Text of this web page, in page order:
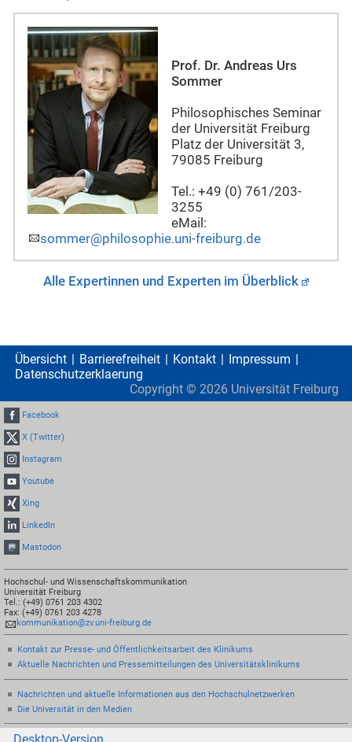
Prof. Dr. Andreas Urs
Sommer
Philosophisches Seminar
der Universität Freiburg
Platz der Universität 3,
79085 Freiburg
Tel.: +49 (0) 761/203-
3255
eMail:
sommer@philosophie.uni-freiburg.de
Alle Expertinnen und Experten im Überblick
Übersicht Barrierefreiheit Kontakt
Impressum
Datenschutzerklaerung
Copyright © 2026 Universität Freiburg
Facebook
X (Twitter)
Instagram
Youtube
Xing
LinkedIn
Mastodon
Hochschul- und Wissenschaftskommunikation
Universität Freiburg
Tel.: (+49) 0761 203 4302
Fax: (+49) 0761 203 4278
kommunikation@zv.uni-freiburg.de
Kontakt zur Presse- und Öffentlichkeitsarbeit des Klinikums
Aktuelle Nachrichten und Pressemitteilungen des Universitätsklinikums
Nachrichten und aktuelle Informationen aus den Hochschulnetzwerken
Die Universität in den Medien